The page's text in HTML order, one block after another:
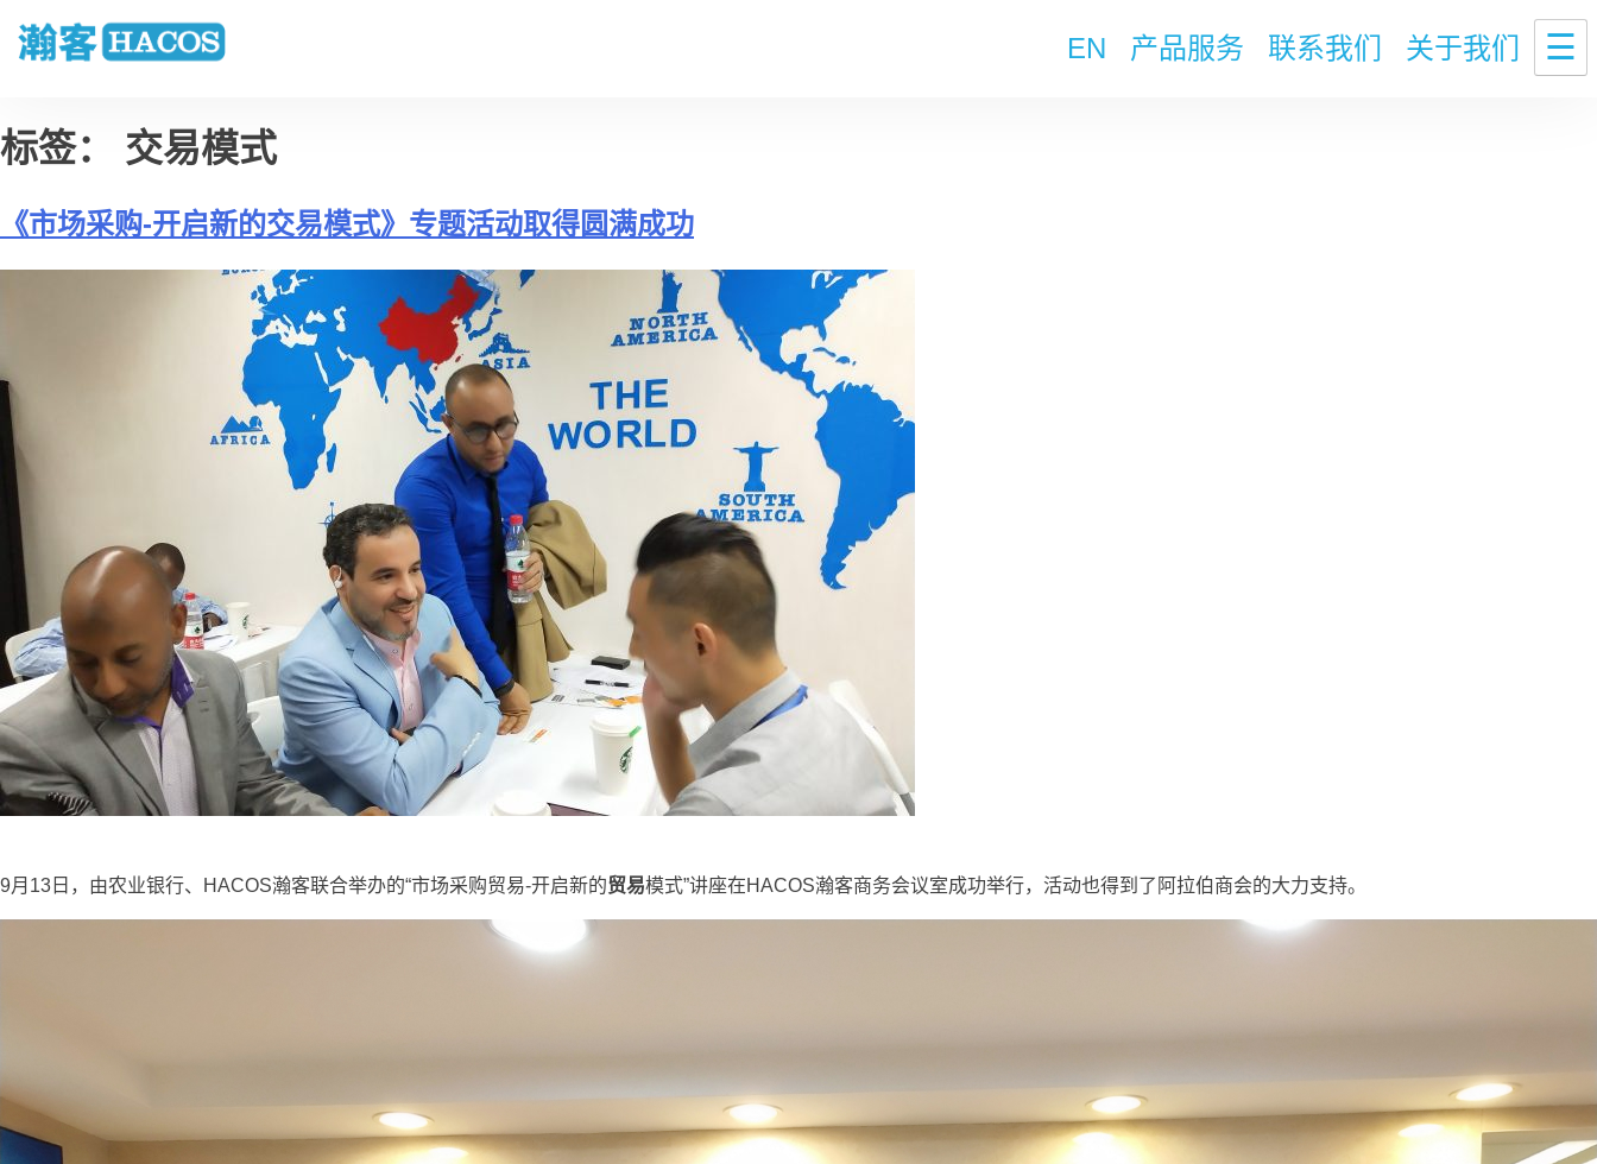
EN 产品服务 联系我们 关于我们 ☰
标签： 交易模式
《市场采购-开启新的交易模式》专题活动取得圆满成功
9月13日，由农业银行、HACOS瀚客联合举办的“市场采购贸易-开启新的贸易模式”讲座在HACOS瀚客商务会议室成功举行，活动也得到了阿拉伯商会的大力支持。